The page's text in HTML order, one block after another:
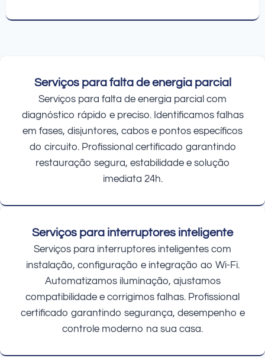
Serviços para falta de energia parcial
Serviços para falta de energia parcial com
diagnóstico rápido e preciso. Identificamos falhas
em fases, disjuntores, cabos e pontos específicos
do circuito. Profissional certificado garantindo
restauração segura, estabilidade e solução
imediata 24h.
Serviços para interruptores inteligente
Serviços para interruptores inteligentes com
instalação, configuração e integração ao Wi-Fi.
Automatizamos iluminação, ajustamos
compatibilidade e corrigimos falhas. Profissional
certificado garantindo segurança, desempenho e
controle moderno na sua casa.